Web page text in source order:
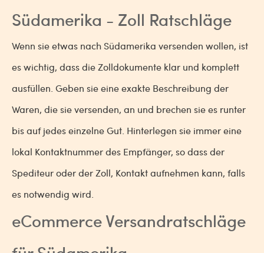
Südamerika - Zoll Ratschläge
Wenn sie etwas nach Südamerika versenden wollen, ist
es wichtig, dass die Zolldokumente klar und komplett
ausfüllen. Geben sie eine exakte Beschreibung der
Waren, die sie versenden, an und brechen sie es runter
bis auf jedes einzelne Gut. Hinterlegen sie immer eine
lokal Kontaktnummer des Empfänger, so dass der
Spediteur oder der Zoll, Kontakt aufnehmen kann, falls
es notwendig wird.
eCommerce Versandratschläge